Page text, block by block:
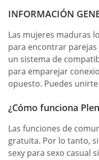
INFORMACIÓN
Las mujeres maduras
para encontrar parejas
un sistema de
para emparejar
opuesto. Puedes
¿Cómo funciona
Las funciones de
gratuita. Por lo tanto,
sexy para sexo casual